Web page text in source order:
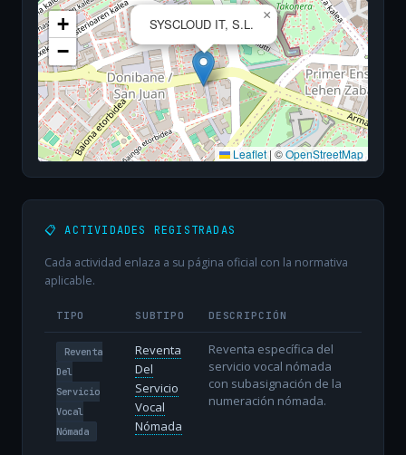
SYSCLOUD IT, S.L.
×
+
−
Leaflet | ©OpenStreetMap
📋 ACTIVIDADES REGISTRADAS
Cada actividad enlaza a su página oficial con la normativa
aplicable.
TIPO SUBTIPO DESCRIPCIÓN
Reventa
Del
Servicio
Vocal
Nómada
Reventa
Del
Servicio
Vocal
Nómada
Reventa específica del
servicio vocal nómada
con subasignación de la
numeración nómada.